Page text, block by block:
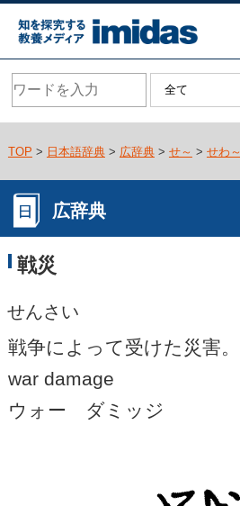
TOP > 日本語辞典> 広辞典> せ～ > せわ～
広辞典
戦災
せんさい
戦争によって受けた災害。
war damage
ウォー ダミッジ